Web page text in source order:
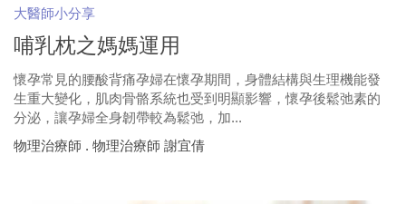
大醫師小分享
哺乳枕之媽媽運用
懷孕常見的腰酸背痛孕婦在懷孕期間，身體結構與生理機能發
生重大變化，肌肉骨骼系統也受到明顯影響，懷孕後鬆弛素的
分泌，讓孕婦全身韌帶較為鬆弛，加...
物理治療師 . 物理治療師 謝宜倩